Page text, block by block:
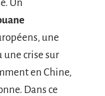
Un
une
une crise sur
en Chine,
Dans ce